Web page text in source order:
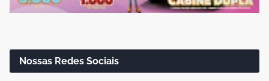
Nossas Redes Sociais